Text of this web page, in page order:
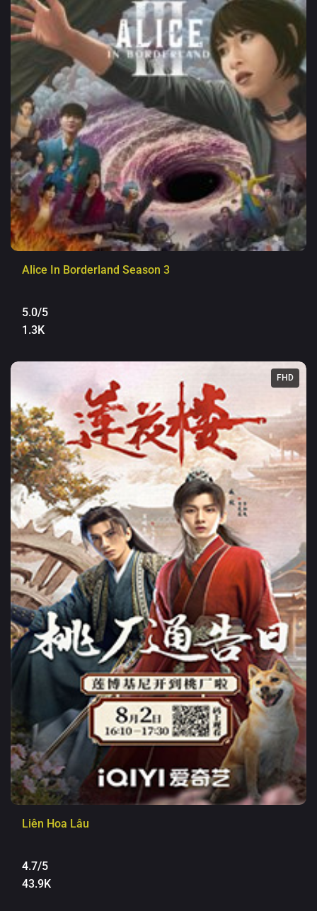
Alice In Borderland Season 3
5.0/5
1.3K
FHD
Liên Hoa Lâu
4.7/5
43.9K